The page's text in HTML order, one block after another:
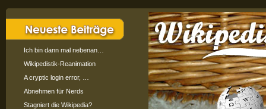
Ich bin dann mal nebenan…
Wikipedistik-Reanimation
A cryptic login error, …
Abnehmen für Nerds
Stagniert die Wikipedia?